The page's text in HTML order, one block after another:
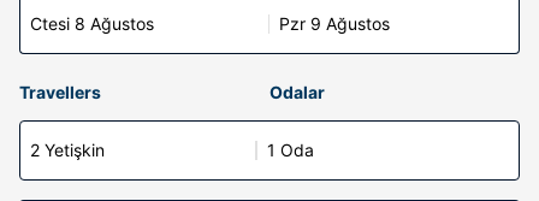
Ctesi 8 Ağustos Pzr 9 Ağustos
Travellers Odalar
2 Yetişkin 1 Oda